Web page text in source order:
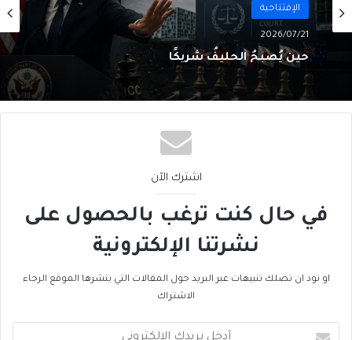
الإفتتاحية
2026/07/21
حين يُصبِحُ الحليفُ شريكًا
اشترك الآن
في حال كنت ترغب بالحصول على
نشرتنا الإلكترونية
او تود ان تصلك تنبيهات عبر البريد حول المقالات التي ينشرها الموقع الرجاء
الاشتراك